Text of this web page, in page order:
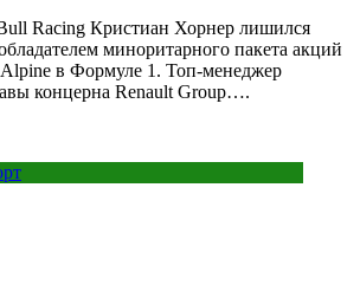
Racing Кристиан Хорнер лишился
миноритарного пакета акций
в Формуле 1. Топ-менеджер
концерна Renault Group….